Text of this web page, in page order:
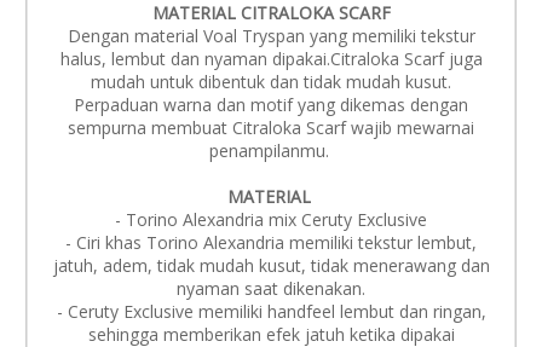
MATERIAL CITRALOKA SCARF
Dengan material Voal Tryspan yang memiliki tekstur
halus, lembut dan nyaman dipakai.Citraloka Scarf juga
mudah untuk dibentuk dan tidak mudah kusut.
Perpaduan warna dan motif yang dikemas dengan
sempurna membuat Citraloka Scarf wajib mewarnai
penampilanmu.
MATERIAL
- Torino Alexandria mix Ceruty Exclusive
- Ciri khas Torino Alexandria memiliki tekstur lembut,
jatuh, adem, tidak mudah kusut, tidak menerawang dan
nyaman saat dikenakan.
- Ceruty Exclusive memiliki handfeel lembut dan ringan,
sehingga memberikan efek jatuh ketika dipakai